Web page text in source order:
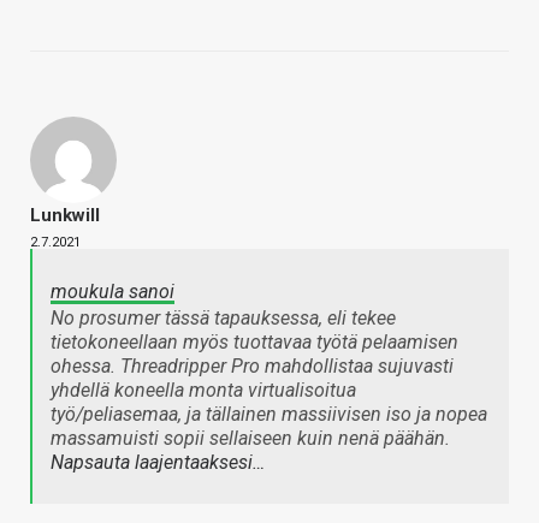
Lunkwill
2.7.2021
moukula sanoi
No prosumer tässä tapauksessa, eli tekee
tietokoneellaan myös tuottavaa työtä pelaamisen
ohessa. Threadripper Pro mahdollistaa sujuvasti
yhdellä koneella monta virtualisoitua
työ/peliasemaa, ja tällainen massiivisen iso ja nopea
massamuisti sopii sellaiseen kuin nenä päähän.
Napsauta laajentaaksesi…